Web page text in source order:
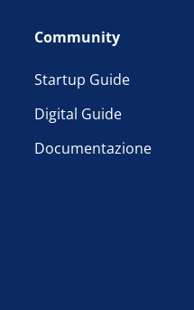
Community
Startup Guide
Digital Guide
Documentazione